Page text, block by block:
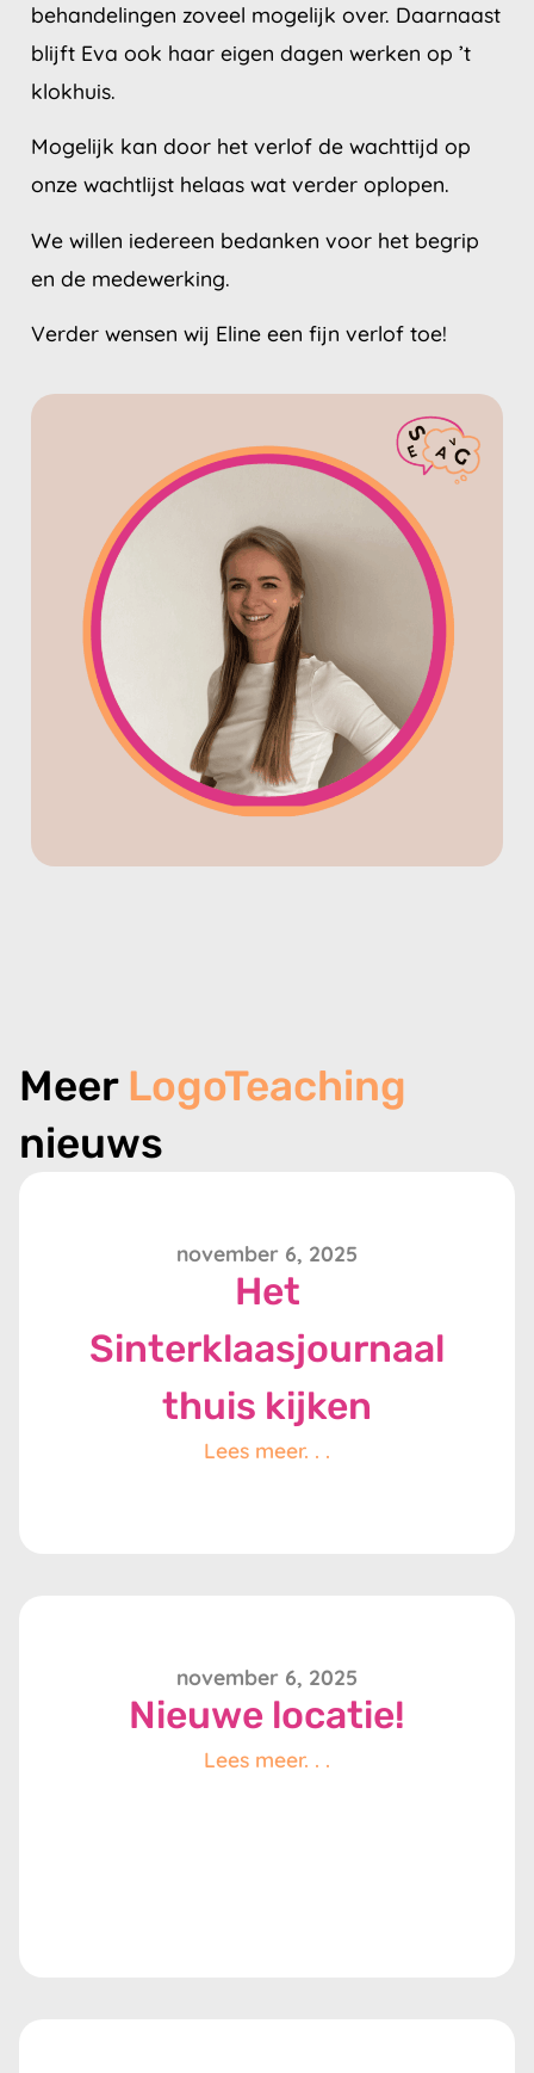
behandelingen zoveel mogelijk over. Daarnaast
blijft Eva ook haar eigen dagen werken op ’t
klokhuis.
Mogelijk kan door het verlof de wachttijd op
onze wachtlijst helaas wat verder oplopen.
We willen iedereen bedanken voor het begrip
en de medewerking.
Verder wensen wij Eline een fijn verlof toe!
Meer LogoTeaching
nieuws
november 6, 2025
Het
Sinterklaasjournaal
thuis kijken
Lees meer. . .
november 6, 2025
Nieuwe locatie!
Lees meer. . .